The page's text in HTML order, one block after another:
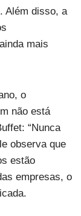
Além disso, a
mais
o
não está
“Nunca
observa que
estão
empresas, o